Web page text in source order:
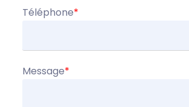
Téléphone*
Message*